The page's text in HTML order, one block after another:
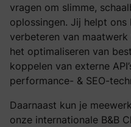
vragen om slimme,
oplossingen. Jij helpt
verbeteren van
het optimaliseren van
koppelen van externe
performance- & SEO-
Daarnaast kun je
onze internationale B&B